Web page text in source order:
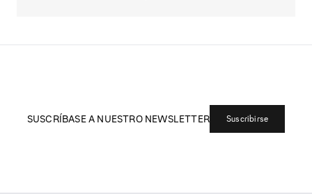
SUSCRÍBASE A NUESTRO NEWSLETTER Suscribirse